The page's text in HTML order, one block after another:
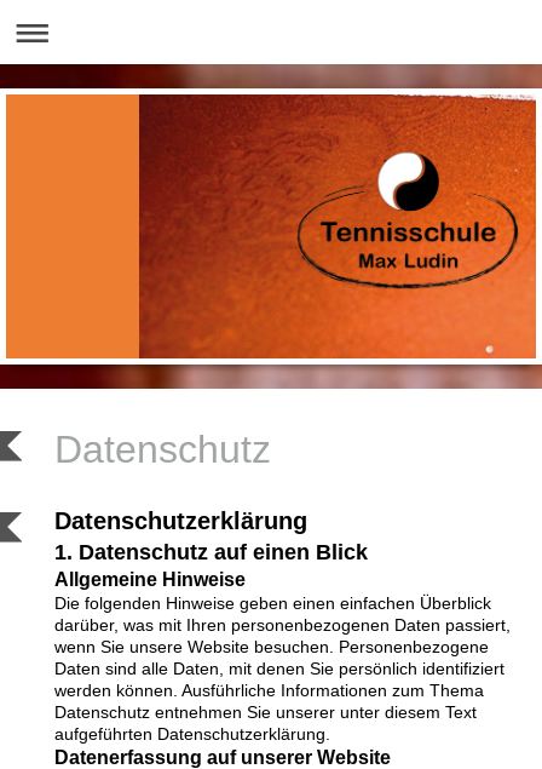
Datenschutz
Datenschutzerklärung
1. Datenschutz auf einen Blick
Allgemeine Hinweise
Die folgenden Hinweise geben einen einfachen Überblick
darüber, was mit Ihren personenbezogenen Daten passiert,
wenn Sie unsere Website besuchen. Personenbezogene
Daten sind alle Daten, mit denen Sie persönlich identifiziert
werden können. Ausführliche Informationen zum Thema
Datenschutz entnehmen Sie unserer unter diesem Text
aufgeführten Datenschutzerklärung.
Datenerfassung auf unserer Website